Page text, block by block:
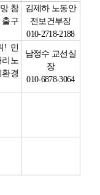
참
출구
김제하 노동안
전보건부장
010-2718-2188
! 민
리노
경
남정수 교선실
장
010-6878-3064